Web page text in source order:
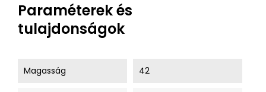
Paraméterek és
tulajdonságok
Magasság 42